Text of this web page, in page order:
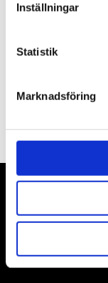
Inställningar
Statistik
Marknadsföring
Adress: